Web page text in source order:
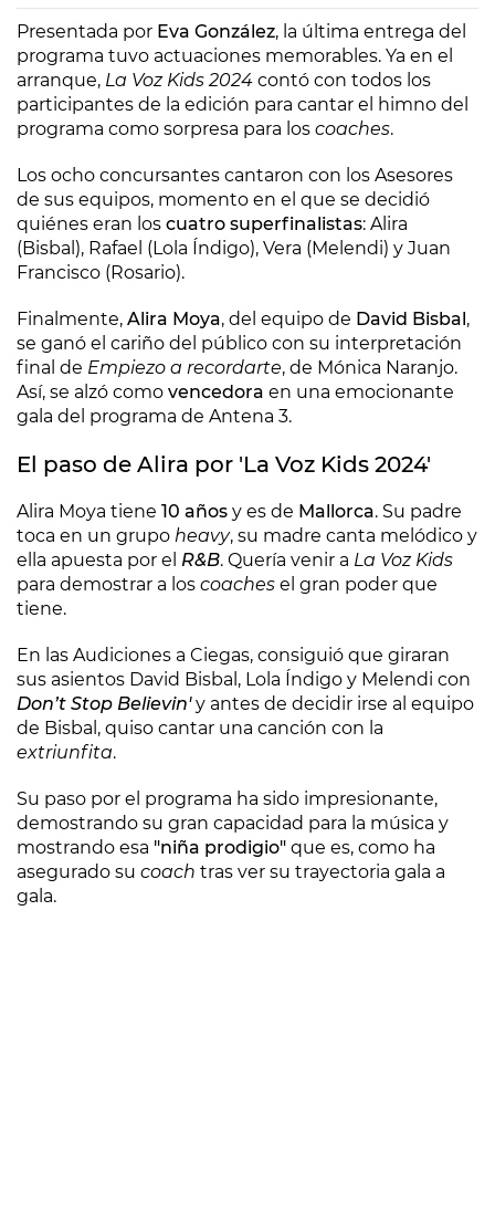
Presentada por Eva González, la última entrega del
programa tuvo actuaciones memorables. Ya en el
arranque, La Voz Kids 2024 contó con todos los
participantes de la edición para cantar el himno del
programa como sorpresa para los coaches.
Los ocho concursantes cantaron con los Asesores
de sus equipos, momento en el que se decidió
quiénes eran los cuatro superfinalistas: Alira
(Bisbal), Rafael (Lola Índigo), Vera (Melendi) y Juan
Francisco (Rosario).
Finalmente, Alira Moya, del equipo de David Bisbal,
se ganó el cariño del público con su interpretación
final de Empiezo a recordarte, de Mónica Naranjo.
Así, se alzó como vencedora en una emocionante
gala del programa de Antena 3.
El paso de Alira por 'La Voz Kids 2024'
Alira Moya tiene 10 años y es de Mallorca. Su padre
toca en un grupo heavy, su madre canta melódico y
ella apuesta por el R&B. Quería venir a La Voz Kids
para demostrar a los coaches el gran poder que
tiene.
En las Audiciones a Ciegas, consiguió que giraran
sus asientos David Bisbal, Lola Índigo y Melendi con
Don’t Stop Believin'y antes de decidir irse al equipo
de Bisbal, quiso cantar una canción con la
extriunfita.
Su paso por el programa ha sido impresionante,
demostrando su gran capacidad para la música y
mostrando esa "niña prodigio" que es, como ha
asegurado su coach tras ver su trayectoria gala a
gala.